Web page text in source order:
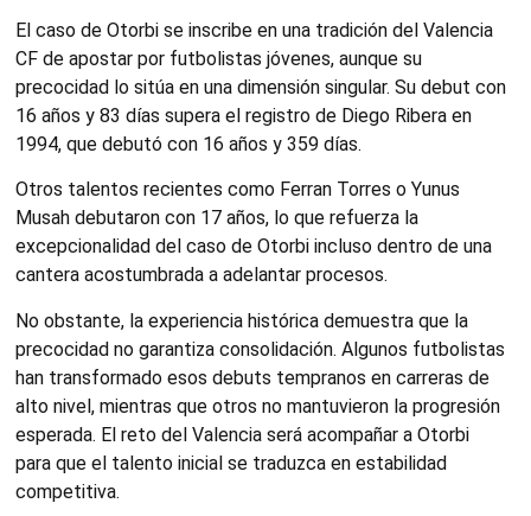
El caso de Otorbi se inscribe en una tradición del Valencia
CF de apostar por futbolistas jóvenes, aunque su
precocidad lo sitúa en una dimensión singular. Su debut con
16 años y 83 días supera el registro de Diego Ribera en
1994, que debutó con 16 años y 359 días.
Otros talentos recientes como Ferran Torres o Yunus
Musah debutaron con 17 años, lo que refuerza la
excepcionalidad del caso de Otorbi incluso dentro de una
cantera acostumbrada a adelantar procesos.
No obstante, la experiencia histórica demuestra que la
precocidad no garantiza consolidación. Algunos futbolistas
han transformado esos debuts tempranos en carreras de
alto nivel, mientras que otros no mantuvieron la progresión
esperada. El reto del Valencia será acompañar a Otorbi
para que el talento inicial se traduzca en estabilidad
competitiva.